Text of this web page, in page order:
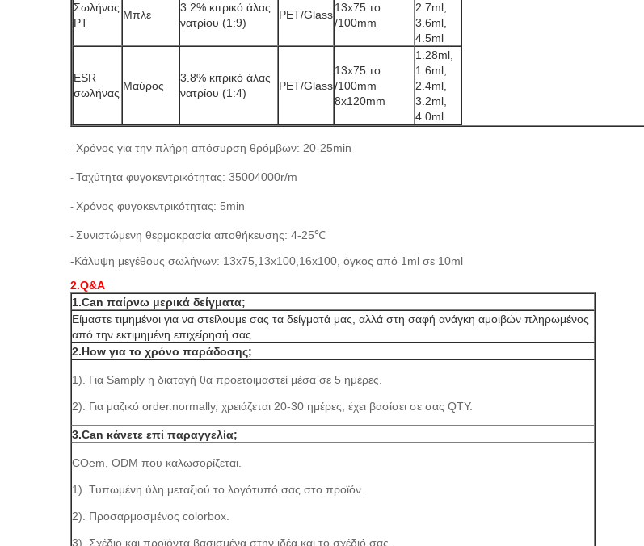
Σωλήνας
PT
Μπλε
3.2% κιτρικό άλας
νατρίου (1:9)
PET/Glass
13x75 το
/100mm
2.7ml,
3.6ml,
4.5ml
ESR
σωλήνας
Μαύρος
3.8% κιτρικό άλας
νατρίου (1:4)
PET/Glass
13x75 το
/100mm
8x120mm
1.28ml,
1.6ml,
2.4ml,
3.2ml,
4.0ml
- Χρόνος για την πλήρη απόσυρση θρόμβων: 20-25min
- Ταχύτητα φυγοκεντρικότητας: 35004000r/m
- Χρόνος φυγοκεντρικότητας: 5min
- Συνιστώμενη θερμοκρασία αποθήκευσης: 4-25℃
-Κάλυψη μεγέθους σωλήνων: 13x75,13x100,16x100, όγκος από 1ml σε 10ml
2.Q&A
1.Can παίρνω μερικά δείγματα;
Είμαστε τιμημένοι για να στείλουμε σας τα δείγματά μας, αλλά στη σαφή ανάγκη αμοιβών πληρωμένος
από την εκτιμημένη επιχείρησή σας
2.How για το χρόνο παράδοσης;
1). Για Samply η διαταγή θα προετοιμαστεί μέσα σε 5 ημέρες.
2). Για μαζικό order.normally, χρειάζεται 20-30 ημέρες, έχει βασίσει σε σας QTY.
3.Can κάνετε επί παραγγελία;
COem, ODM που καλωσορίζεται.
1). Τυπωμένη ύλη μεταξιού το λογότυπό σας στο προϊόν.
2). Προσαρμοσμένος colorbox.
3). Σχέδιο και προϊόντα βασισμένα στην ιδέα και το σχέδιό σας.